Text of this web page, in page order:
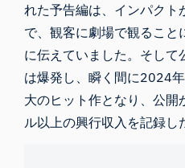
れた予告編は、インパクト
で、観客に劇場で観ること
に伝えていました。そし
は爆発し、瞬く間に2024
大のヒット作となり、公開
ル以上の興行収入を記録し